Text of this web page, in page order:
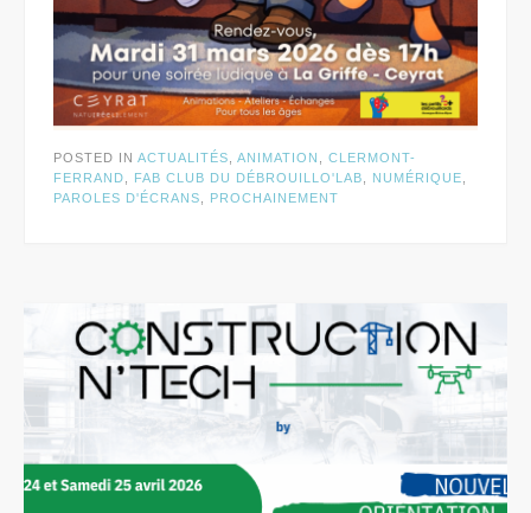
POSTED IN ACTUALITÉS ANIMATION
CLERMONT-
FERRAND
FAB CLUB DU DÉBROUILLO'LAB NUMÉRIQUE
PAROLES D'ÉCRANS
PROCHAINEMENT